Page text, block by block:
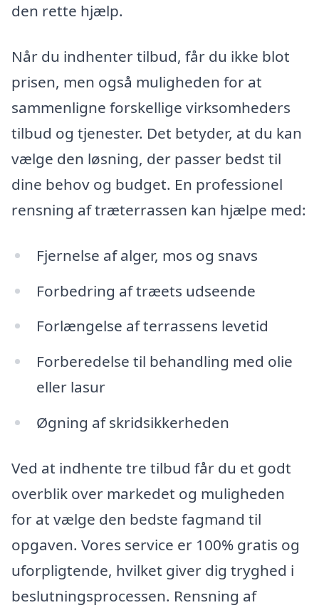
den rette hjælp.
Når du indhenter tilbud, får du ikke blot
prisen, men også muligheden for at
sammenligne forskellige virksomheders
tilbud og tjenester. Det betyder, at du kan
vælge den løsning, der passer bedst til
dine behov og budget. En professionel
rensning af træterrassen kan hjælpe med:
Fjernelse af alger, mos og snavs
Forbedring af træets udseende
Forlængelse af terrassens levetid
Forberedelse til behandling med olie
eller lasur
Øgning af skridsikkerheden
Ved at indhente tre tilbud får du et godt
overblik over markedet og muligheden
for at vælge den bedste fagmand til
opgaven. Vores service er 100% gratis og
uforpligtende, hvilket giver dig tryghed i
beslutningsprocessen. Rensning af